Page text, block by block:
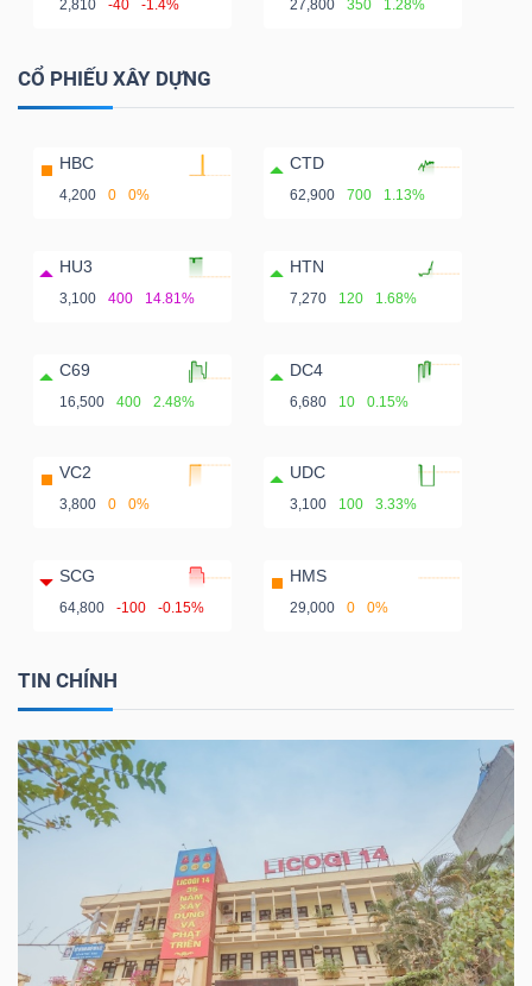
2,810 -40 -1.4% 27,800 350 1.28%
CỔ PHIẾU XÂY DỰNG
HBC
4,200 0 0%
CTD
62,900 700 1.13%
HU3
3,100 400 14.81%
HTN
7,270 120 1.68%
C69
16,500 400 2.48%
DC4
6,680 10 0.15%
VC2
3,800 0 0%
UDC
3,100 100 3.33%
SCG
64,800 -100 -0.15%
HMS
29,000 0 0%
TIN CHÍNH